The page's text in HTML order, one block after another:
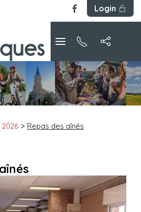
Login
2026 Repas des aînés